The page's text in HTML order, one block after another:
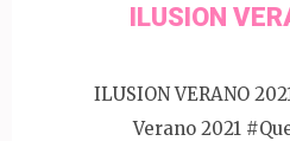
ILUSION
ILUSION VERANO
Verano 2021